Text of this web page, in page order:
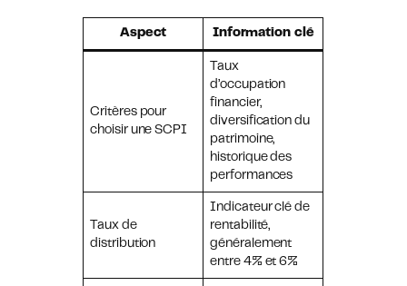
Aspect Information clé
Critères pour
choisir une SCPI
Taux
d’occupation
financier,
diversification du
patrimoine,
historique des
performances
Taux de
distribution
Indicateur clé de
rentabilité,
généralement
entre 4% et 6%